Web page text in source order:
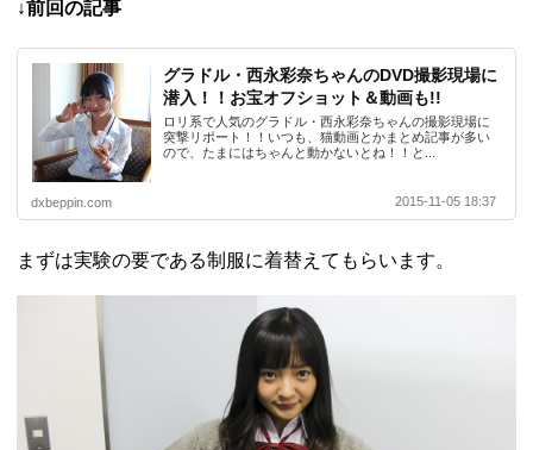
↓前回の記事
グラドル・西永彩奈ちゃんのDVD撮影現場に
潜入！！お宝オフショット＆動画も!!
ロリ系で人気のグラドル・西永彩奈ちゃんの撮影現場に
突撃リポート！！いつも、猫動画とかまとめ記事が多い
ので、たまにはちゃんと動かないとね！！と...
dxbeppin.com 2015-11-05 18:37
まずは実験の要である制服に着替えてもらいます。